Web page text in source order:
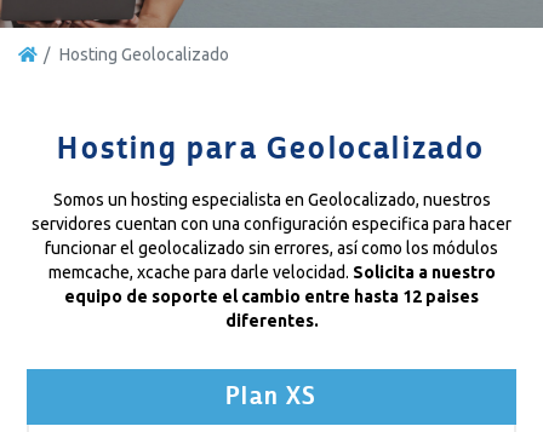
Hosting Geolocalizado
Hosting para Geolocalizado
Somos un hosting especialista en Geolocalizado, nuestros
servidores cuentan con una configuración especifica para hacer
funcionar el geolocalizado sin errores, así como los módulos
memcache, xcache para darle velocidad. Solicita a nuestro
equipo de soporte el cambio entre hasta 12 paises
diferentes.
Plan XS